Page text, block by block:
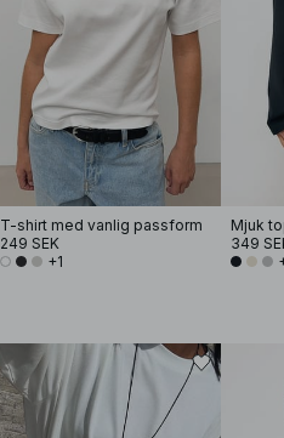
T-shirt med vanlig passform
249 SEK
+1
349